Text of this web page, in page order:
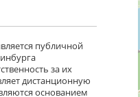
публичной
за их
дистанционную
основанием